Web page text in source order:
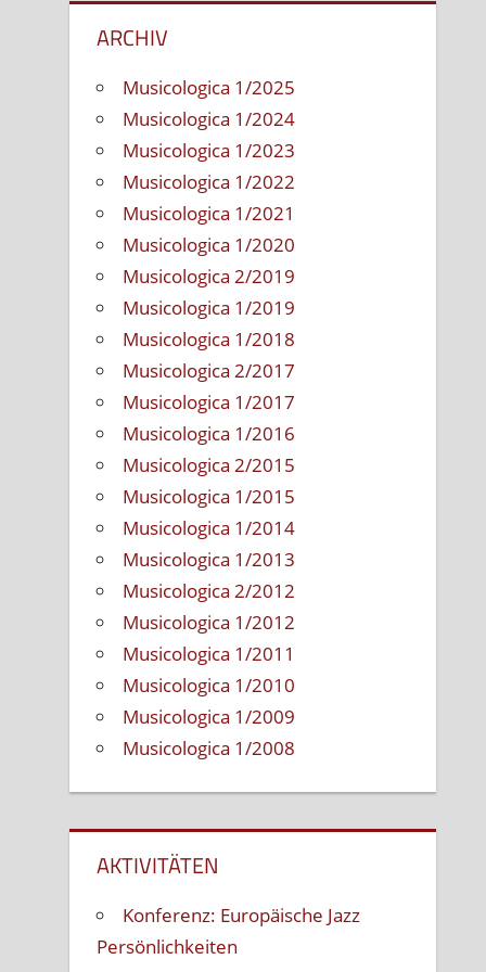
ARCHIV
Musicologica 1/2025
Musicologica 1/2024
Musicologica 1/2023
Musicologica 1/2022
Musicologica 1/2021
Musicologica 1/2020
Musicologica 2/2019
Musicologica 1/2019
Musicologica 1/2018
Musicologica 2/2017
Musicologica 1/2017
Musicologica 1/2016
Musicologica 2/2015
Musicologica 1/2015
Musicologica 1/2014
Musicologica 1/2013
Musicologica 2/2012
Musicologica 1/2012
Musicologica 1/2011
Musicologica 1/2010
Musicologica 1/2009
Musicologica 1/2008
AKTIVITÄTEN
Konferenz: Europäische Jazz
Persönlichkeiten